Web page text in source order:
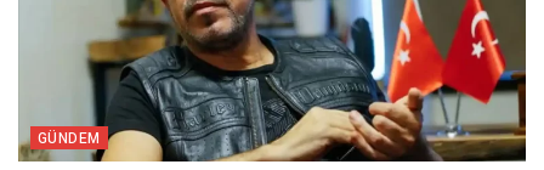
GÜNDEM